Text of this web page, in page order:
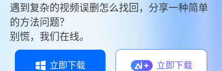
遇到复杂的视频误删怎么找回，分享一种简单
的方法问题？
别慌，我们在线。
立即下载 立即下载